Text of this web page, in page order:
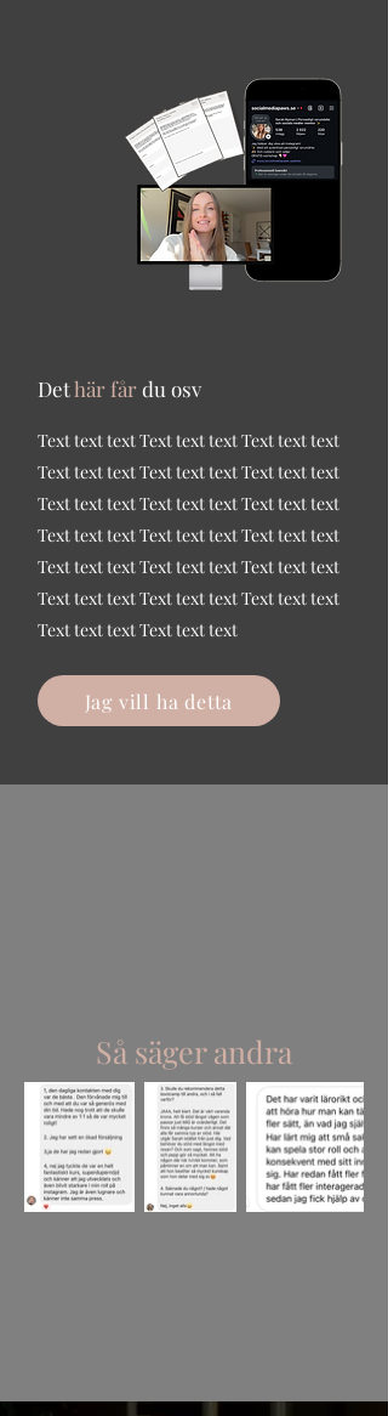
Dethärfårdu osv
Text text text Text text text Text text text
Text text text Text text text Text text text
Text text text Text text text Text text text
Text text text Text text text Text text text
Text text text Text text text Text text text
Text text text Text text text Text text text
Text text text Text text text
Jag vill ha detta
Så säger andra